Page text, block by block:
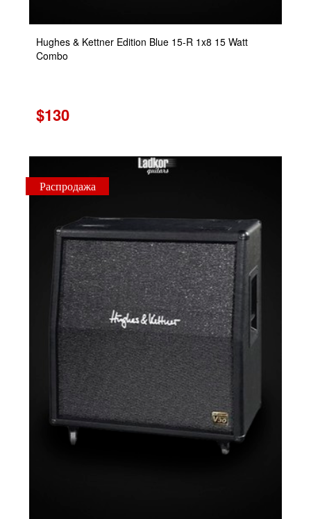
Hughes & Kettner Edition Blue 15-R 1x8 15 Watt
Combo
$130
Распродажа